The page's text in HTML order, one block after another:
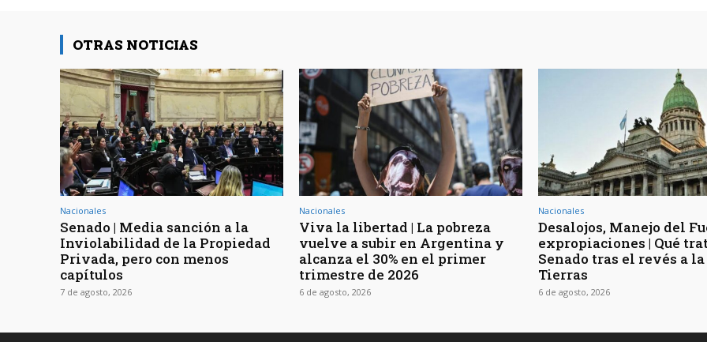
OTRAS NOTICIAS
Nacionales
Senado | Media sanción a la
Inviolabilidad de la Propiedad
Privada, pero con menos
capítulos
7 de agosto, 2026
Nacionales
Viva la libertad | La pobreza
vuelve a subir en Argentina y
alcanza el 30% en el primer
trimestre de 2026
6 de agosto, 2026
Nacionales
Desalojos, Manejo del
expropiaciones | Qué
Senado tras el revés a
Tierras
6 de agosto, 2026